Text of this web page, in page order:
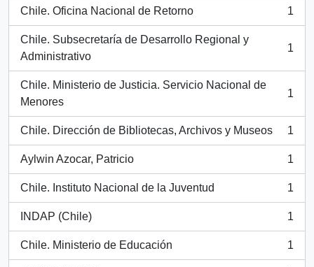
Chile. Oficina Nacional de Retorno
, 1 results
1
Chile. Subsecretaría de Desarrollo Regional y
Administrativo
, 1 results
1
Chile. Ministerio de Justicia. Servicio Nacional de
Menores
, 1 results
1
Chile. Dirección de Bibliotecas, Archivos y Museos
, 1 results
1
Aylwin Azocar, Patricio
, 1 results
1
Chile. Instituto Nacional de la Juventud
, 1 results
1
INDAP (Chile)
, 1 results
1
Chile. Ministerio de Educación
, 1 results
1